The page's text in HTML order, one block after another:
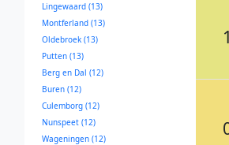
Lingewaard (13)
Montferland (13)
Oldebroek (13)
Putten (13)
Berg en Dal (12)
Buren (12)
Culemborg (12)
Nunspeet (12)
Wageningen (12)
1